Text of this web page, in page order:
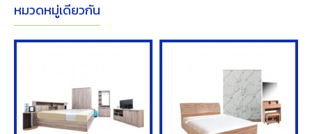
หมวดหมู่เดียวกัน